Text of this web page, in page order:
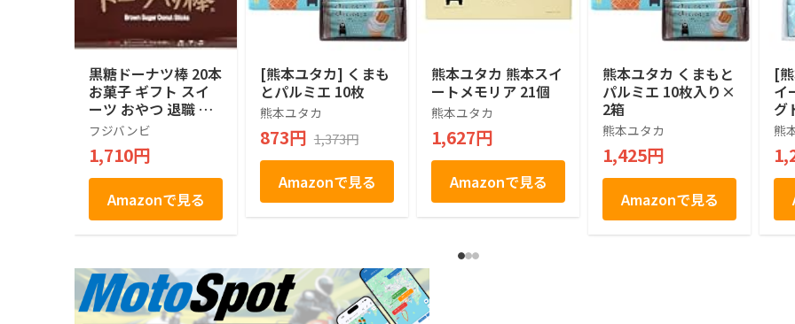
黒糖ドーナツ棒 20本
お菓子 ギフト スイ
ーツ おやつ 退職 お
礼 手土産 お土産 お
供え お取り寄せ 熊
本 フジバンビ
フジバンビ
1,710円
Amazonで見る
[熊本ユタカ] くまも
とパルミエ 10枚
熊本ユタカ
873円 1,373円
Amazonで見る
熊本ユタカ 熊本スイ
ートメモリア 21個
熊本ユタカ
1,627円
Amazonで見る
熊本ユタカ くまもと
パルミエ 10枚入り×
2箱
熊本ユタカ
1,425円
Amazonで見る
[
イ
グ
熊